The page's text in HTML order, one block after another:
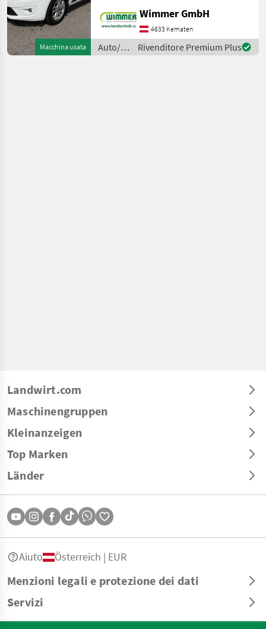
Macchina usata
seine hohe
Alltagstauglichkeit, den
großzügigen Innenraum
und eine umfangreiche
Wimmer GmbH
4633 Kematen
Auto/moto
/ Ford
Rivenditore Premium Plus
Landwirt.com
Maschinengruppen
Kleinanzeigen
Top Marken
Länder
Menzioni legali e protezione dei dati
Servizi
Aiuto Österreich | EUR